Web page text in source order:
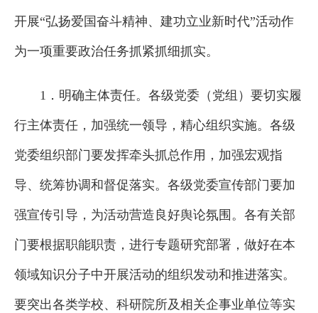
开展“弘扬爱国奋斗精神、建功立业新时代”活动作
为一项重要政治任务抓紧抓细抓实。
1．明确主体责任。各级党委（党组）要切实履
行主体责任，加强统一领导，精心组织实施。各级
党委组织部门要发挥牵头抓总作用，加强宏观指
导、统筹协调和督促落实。各级党委宣传部门要加
强宣传引导，为活动营造良好舆论氛围。各有关部
门要根据职能职责，进行专题研究部署，做好在本
领域知识分子中开展活动的组织发动和推进落实。
要突出各类学校、科研院所及相关企事业单位等实